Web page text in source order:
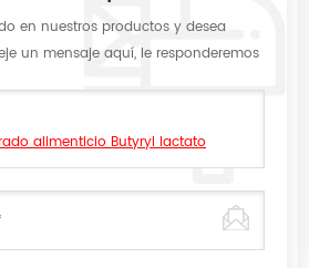
en nuestros productos y desea
un mensaje aquí, le responderemos
alimenticio Butyryl lactato